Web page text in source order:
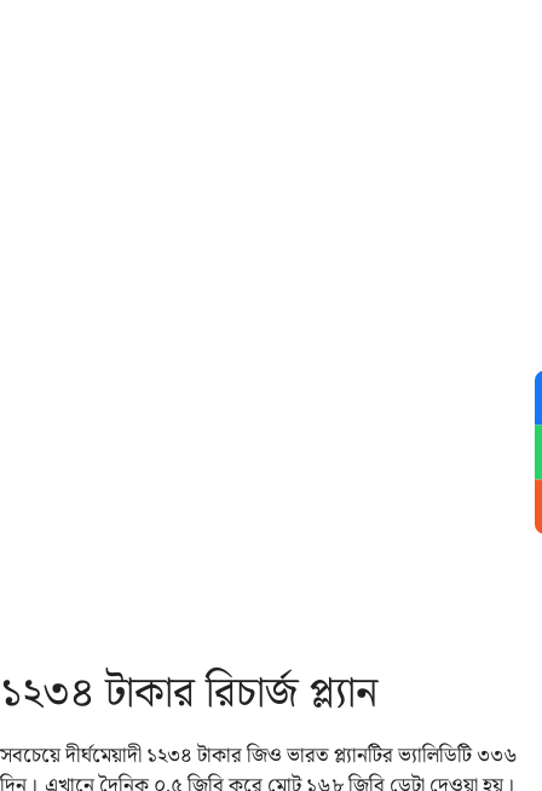
১২৩৪ টাকার রিচার্জ প্ল্যান
সবচেয়ে দীর্ঘমেয়াদী ১২৩৪ টাকার জিও ভারত প্ল্যানটির ভ্যালিডিটি ৩৩৬
দিন। এখানে দৈনিক ০.৫ জিবি করে মোট ১৬৮ জিবি ডেটা দেওয়া হয়।